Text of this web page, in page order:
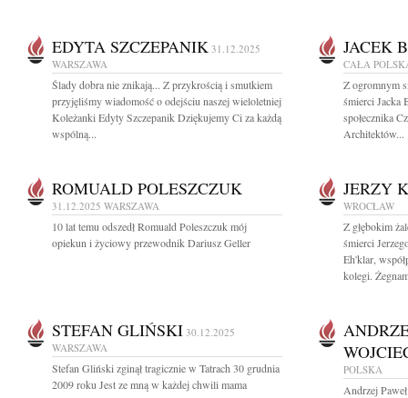
EDYTA SZCZEPANIK 31.12.2025
WARSZAWA
Ślady dobra nie znikają... Z przykrością i smutkiem
przyjęliśmy wiadomość o odejściu naszej wieloletniej
Koleżanki Edyty Szczepanik Dziękujemy Ci za każdą
wspólną...
JACEK
CAŁA
Z ogromnym
śmierci Jacka
społecznika
Architektów...
ROMUALD POLESZCZUK
31.12.2025 WARSZAWA
10 lat temu odszedł Romuald Poleszczuk mój
opiekun i życiowy przewodnik Dariusz Geller
JERZY
WROCŁAW
Z głębokim
śmierci
Eh'klar,
kolegi.
STEFAN GLIŃSKI 30.12.2025
WARSZAWA
Stefan Gliński zginął tragicznie w Tatrach 30 grudnia
2009 roku Jest ze mną w każdej chwili mama
POLSKA
Andrzej